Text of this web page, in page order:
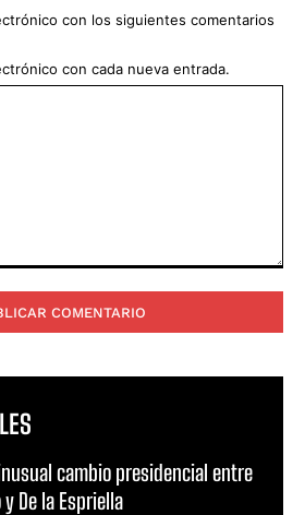
con los siguientes comentarios
con cada nueva entrada.
cambio presidencial entre
De la Espriella